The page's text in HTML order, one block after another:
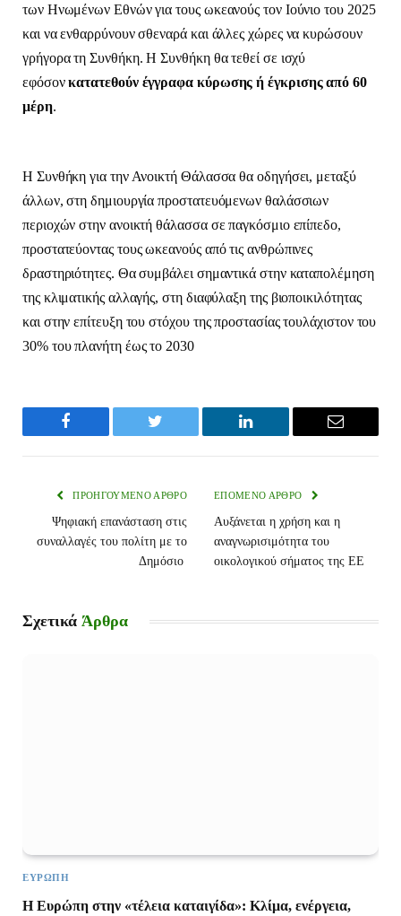
των Ηνωμένων Εθνών για τους ωκεανούς τον Ιούνιο του 2025
και να ενθαρρύνουν σθεναρά και άλλες χώρες να κυρώσουν
γρήγορα τη Συνθήκη. Η Συνθήκη θα τεθεί σε ισχύ
εφόσονκατατεθούν έγγραφα κύρωσης ή έγκρισης από 60
μέρη.
Η Συνθήκη για την Ανοικτή Θάλασσα θα οδηγήσει, μεταξύ
άλλων, στη δημιουργία προστατευόμενων θαλάσσιων
περιοχών στην ανοικτή θάλασσα σε παγκόσμιο επίπεδο,
προστατεύοντας τους ωκεανούς από τις ανθρώπινες
δραστηριότητες. Θα συμβάλει σημαντικά στην καταπολέμηση
της κλιματικής αλλαγής, στη διαφύλαξη της βιοποικιλότητας
και στην επίτευξη του στόχου της προστασίας τουλάχιστον του
30% του πλανήτη έως το 2030
Facebook Twitter LinkedIn Email
ΠΡΟΗΓΟΎΜΕΝΟ ΆΡΘΡΟ
Ψηφιακή επανάσταση στις
συναλλαγές του πολίτη με το
Δημόσιο
ΕΠΌΜΕΝΟ ΆΡΘΡΟ
Αυξάνεται η χρήση και η
αναγνωρισιμότητα του
οικολογικού σήματος της ΕΕ
Σχετικά Άρθρα
ΕΥΡΏΠΗ
Η Ευρώπη στην «τέλεια καταιγίδα»: Κλίμα, ενέργεια,